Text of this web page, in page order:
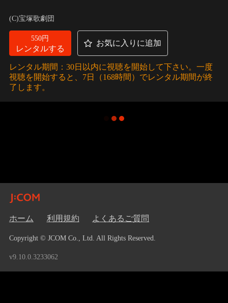
繰り広げられる。
(C)宝塚歌劇団
550円
レンタルする
お気に入りに追加
レンタル期間：30日以内に視聴を開始して下さい。一度
視聴を開始すると、7日（168時間）でレンタル期間が終
了します。
ホーム 利用規約 よくあるご質問
Copyright © JCOM Co., Ltd. All Rights Reserved.
v9.10.0.3233062